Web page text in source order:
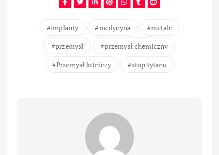
implanty medycyna
metale
przemysł
przemysł chemiczny
Przemysł lotniczy
stop tytanu